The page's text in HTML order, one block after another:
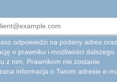
odpowiedzi na podany adres oraz
o prawniku i możliwości dalszego
z nim. Prawnikom nie zostanie
informacja o Twoim adresie e-